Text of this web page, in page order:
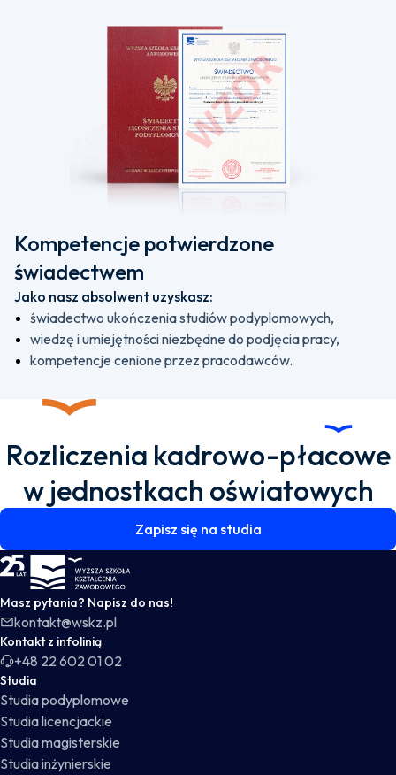
Kompetencje potwierdzone
świadectwem
Jako nasz absolwent uzyskasz:
świadectwo ukończenia studiów podyplomowych,
wiedzę i umiejętności niezbędne do podjęcia pracy,
kompetencje cenione przez pracodawców.
Rozliczenia kadrowo-płacowe
w jednostkach oświatowych
Zapisz się na studia
WSKZ - strona główna
Masz pytania? Napisz do nas!
kontakt@wskz.pl
Kontakt z infolinią
+48 22 602 01 02
Studia
Studia podyplomowe
Studia licencjackie
Studia magisterskie
Studia inżynierskie